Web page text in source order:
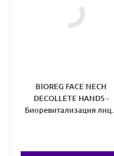
BIOREG FACE NECH
DECOLLETE HANDS -
Биоревитализация лица,